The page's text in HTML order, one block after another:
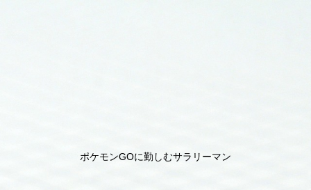
ポケモンGOに勤しむサラリーマン